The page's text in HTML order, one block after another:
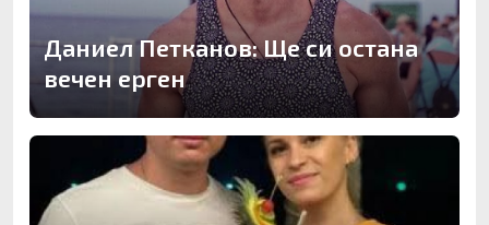
Даниел Петканов: Ще си остана
вечен ерген